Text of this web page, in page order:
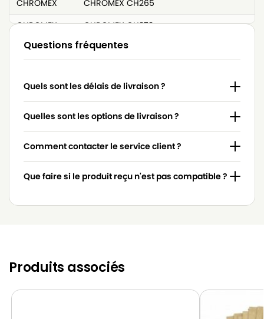
CHROMEX
CHROMEX CH265
CHROMEX
CHROMEX CH272
CHROMEX
CHROMEX CH953
CHROMEX
CHROMEX CHROMFAST1200
CHROMEX
CHROMEX CHROMFASTCH265
CHROMEX
CHROMEX CHROMPLUS1200
CHROMEX
CHROMEX CHROMPLUS1300
CHROMEX
CHROMEX CHROMPLUSCH262
CHROMEX
CHROMEX COMPACT1000ELECT
CHROMEX
CHROMEX TS1300(Série)
Questions fréquentes
Quels sont les délais de livraison ?
Quelles sont les options de livraison ?
Comment contacter le service client ?
Que faire si le produit reçu n'est pas compatible ?
Produits associés